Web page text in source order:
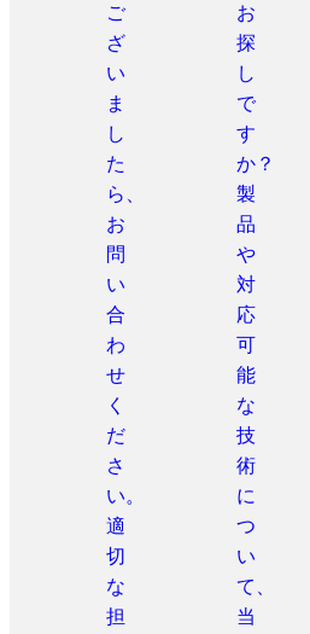
ご
ざ
い
ま
し
た
ら、
お
問
い
合
わ
せ
く
だ
さ
い。
適
切
な
担
お
探
し
で
す
か？
製
品
や
対
応
可
能
な
技
術
に
つ
い
て、
当